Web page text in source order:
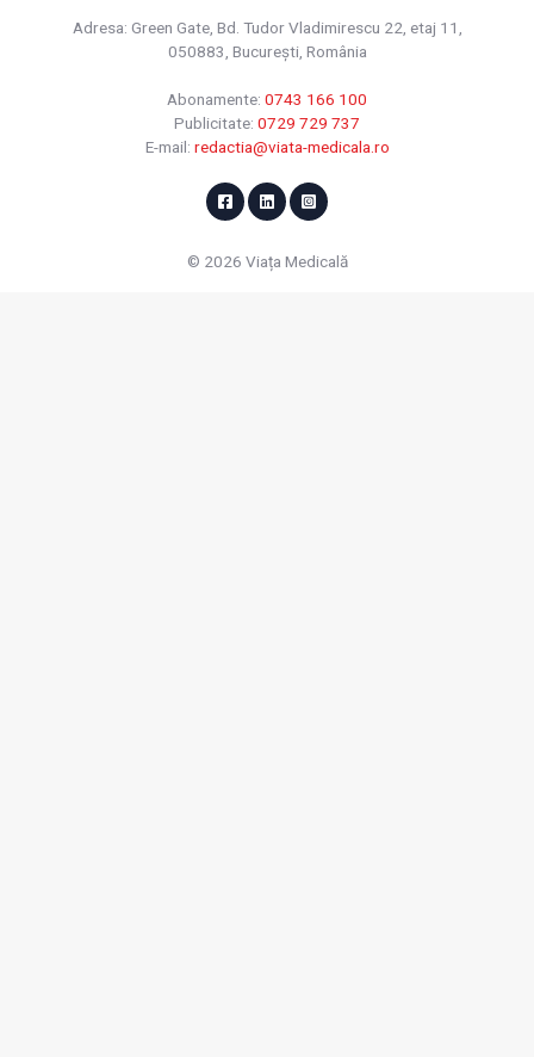
Adresa: Green Gate, Bd. Tudor Vladimirescu 22, etaj 11,
050883, Bucureşti, România
Abonamente: 0743 166 100
Publicitate: 0729 729 737
E-mail: redactia@viata-medicala.ro
© 2026 Viața Medicală